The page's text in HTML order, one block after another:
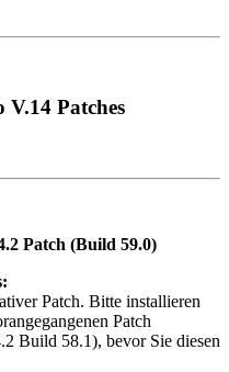
Patches
Patch (Build 59.0)
Patch. Bitte installieren
Patch
Build 58.1), bevor Sie diesen